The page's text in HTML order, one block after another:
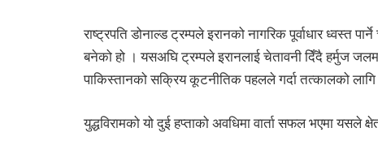
राष्ट्रपति डोनाल्ड ट्रम्पले इरानको नागरिक पूर्वाधार ध्वस्त
बनेको हो । यसअघि ट्रम्पले इरानलाई चेतावनी दिँदै हर्मुज
पाकिस्तानको सक्रिय कूटनीतिक पहलले गर्दा तत्कालको
युद्धविरामको यो दुई हप्ताको अवधिमा वार्ता सफल भएमा यसले